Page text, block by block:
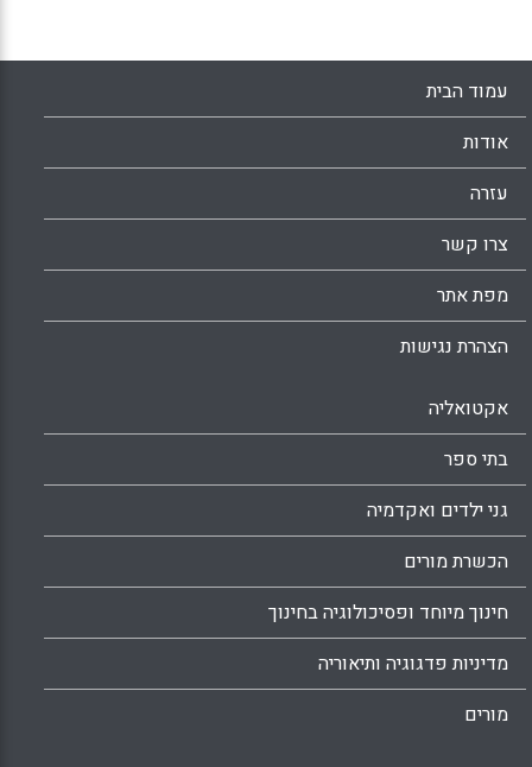
WhatsApp
Facebook
Email
X
עמוד הבית
אודות
עזרה
צרו קשר
מפת אתר
הצהרת נגישות
אקטואליה
בתי ספר
גני ילדים ואקדמיה
הכשרת מורים
חינוך מיוחד ופסיכולוגיה בחינוך
מדיניות פדגוגיה ותיאוריה
מורים